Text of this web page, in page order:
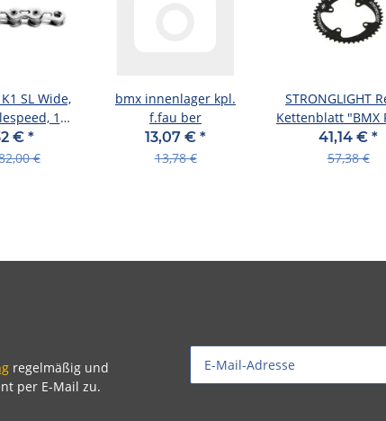
SL Wide,
100
silver
€ *
€
bmx innenlager kpl.
f.fau ber
13,07 € *
13,78 €
STRONGLIGHT
Kettenblatt "BMX
4-Arm, 104mm
41,14 € *
57,38 €
regelmäßig und
per E-Mail zu.